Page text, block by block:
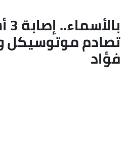
تصادم موتوسيكل
فؤاد